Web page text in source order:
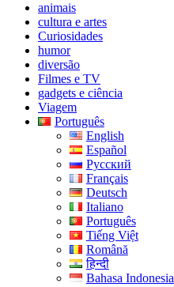
animais
cultura e artes
Curiosidades
humor
diversão
Filmes e TV
gadgets e ciência
Viagem
Português
English
Español
Русский
Français
Deutsch
Italiano
Português
Tiếng Việt
Română
हिन्दी
Bahasa Indonesia